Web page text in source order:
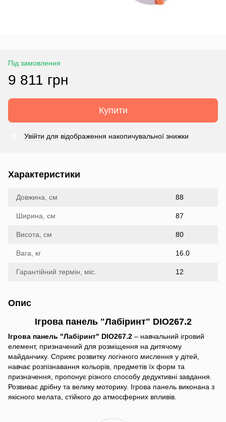
Під замовлення
9 811 грн
Купити
Увійти для відображення накопичувальної знижки
Характеристики
Довжина, см 88
Ширина, см 87
Висота, см 80
Вага, кг 16.0
Гарантійний термін, міс. 12
Опис
Ігрова панель "Лабіринт" DIO267.2
Ігрова панель "Лабіринт" DIO267.2 – навчальний ігровий
елемент, призначений для розміщення на дитячому
майданчику. Сприяє розвитку логічного мислення у дітей,
навчає розпізнавання кольорів, предметів їх форм та
призначення, пропонує різного способу дедуктивні завдання.
Розвиває дрібну та велику моторику. Ігрова панель виконана з
якісного мелата, стійкого до атмосферних впливів.